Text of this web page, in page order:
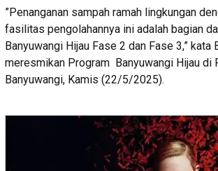
”Penanganan sampah ramah lingkungan
fasilitas pengolahannya ini adalah bagian
Banyuwangi Hijau Fase 2 dan Fase 3,” kata
meresmikan Program Banyuwangi Hijau di
Banyuwangi, Kamis (22/5/2025).